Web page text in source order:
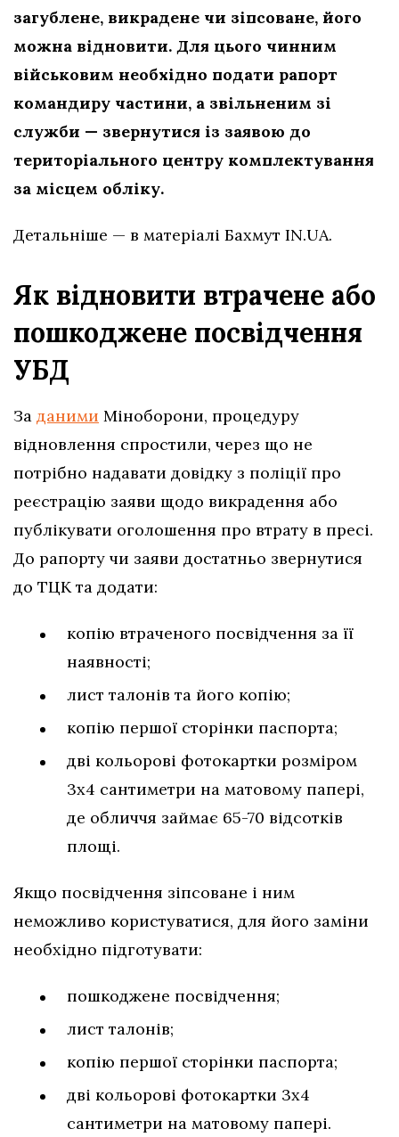
загублене, викрадене чи зіпсоване, його
можна відновити. Для цього чинним
військовим необхідно подати рапорт
командиру частини, а звільненим зі
служби — звернутися із заявою до
територіального центру комплектування
за місцем обліку.
Детальніше — в матеріалі Бахмут IN.UA.
Як відновити втрачене або
пошкоджене посвідчення
УБД
За даними Міноборони, процедуру
відновлення спростили, через що не
потрібно надавати довідку з поліції про
реєстрацію заяви щодо викрадення або
публікувати оголошення про втрату в пресі.
До рапорту чи заяви достатньо звернутися
до ТЦК та додати:
копію втраченого посвідчення за її
наявності;
лист талонів та його копію;
копію першої сторінки паспорта;
дві кольорові фотокартки розміром
3х4 сантиметри на матовому папері,
де обличчя займає 65-70 відсотків
площі.
Якщо посвідчення зіпсоване і ним
неможливо користуватися, для його заміни
необхідно підготувати:
пошкоджене посвідчення;
лист талонів;
копію першої сторінки паспорта;
дві кольорові фотокартки 3х4
сантиметри на матовому папері.